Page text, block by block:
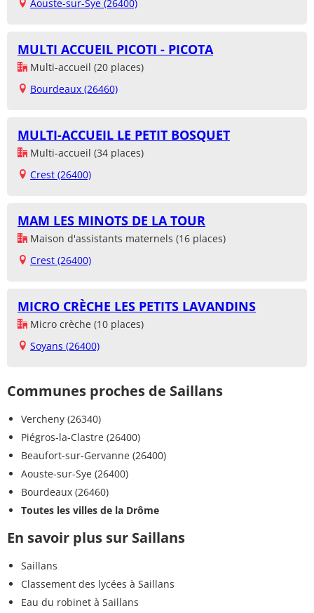
Aouste-sur-Sye (26400)
MULTI ACCUEIL PICOTI - PICOTA
Multi-accueil (20 places)
Bourdeaux (26460)
MULTI-ACCUEIL LE PETIT BOSQUET
Multi-accueil (34 places)
Crest (26400)
MAM LES MINOTS DE LA TOUR
Maison d'assistants maternels (16 places)
Crest (26400)
MICRO CRÈCHE LES PETITS LAVANDINS
Micro crèche (10 places)
Soyans (26400)
Communes proches de Saillans
Vercheny (26340)
Piégros-la-Clastre (26400)
Beaufort-sur-Gervanne (26400)
Aouste-sur-Sye (26400)
Bourdeaux (26460)
Toutes les villes de la Drôme
En savoir plus sur Saillans
Saillans
Classement des lycées à Saillans
Eau du robinet à Saillans